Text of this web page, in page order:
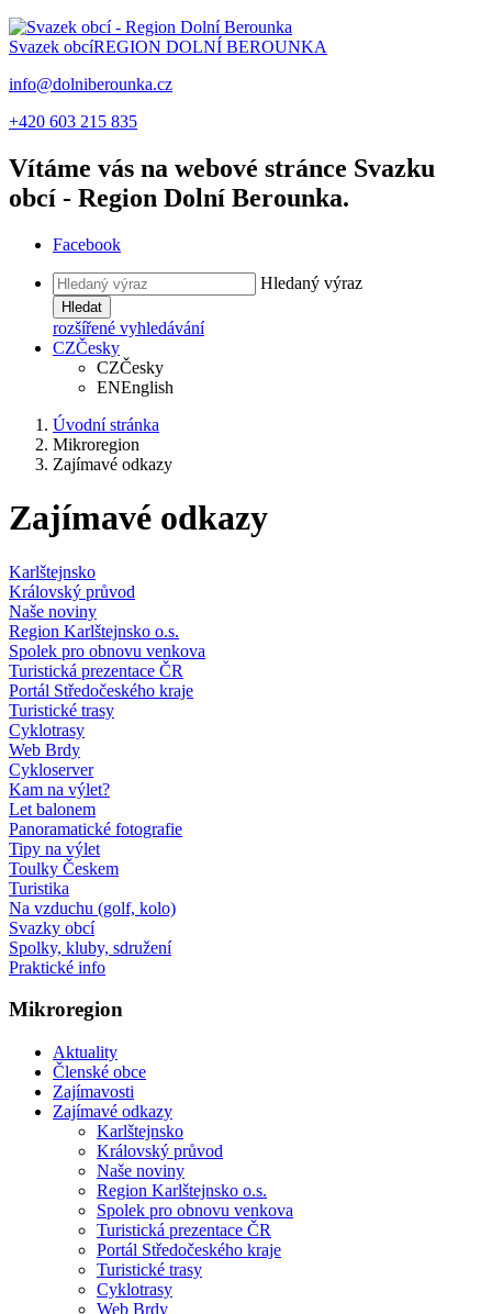
Svazek obcíREGION DOLNÍ BEROUNKA
info@dolniberounka.cz
+420 603 215 835
Vítáme vás na webové stránce Svazku
obcí - Region Dolní Berounka.
Facebook
Hledaný výraz
Hledat
rozšířené vyhledávání
CZČesky
CZČesky
ENEnglish
Úvodní stránka
Mikroregion
Zajímavé odkazy
Zajímavé odkazy
Karlštejnsko
Královský průvod
Naše noviny
Region Karlštejnsko o.s.
Spolek pro obnovu venkova
Turistická prezentace ČR
Portál Středočeského kraje
Turistické trasy
Cyklotrasy
Web Brdy
Cykloserver
Kam na výlet?
Let balonem
Panoramatické fotografie
Tipy na výlet
Toulky Českem
Turistika
Na vzduchu (golf, kolo)
Svazky obcí
Spolky, kluby, sdružení
Praktické info
Mikroregion
Aktuality
Členské obce
Zajímavosti
Zajímavé odkazy
Karlštejnsko
Královský průvod
Naše noviny
Region Karlštejnsko o.s.
Spolek pro obnovu venkova
Turistická prezentace ČR
Portál Středočeského kraje
Turistické trasy
Cyklotrasy
Web Brdy